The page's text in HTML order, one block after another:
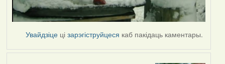
Увайдзіце цізарэгіструйцеся каб пакідаць каментары.